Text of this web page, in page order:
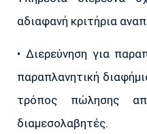
αδιαφανή κριτήρια
• Διερεύνηση για
παραπλανητική
τρόπος πώλησης
διαμεσολαβητές.